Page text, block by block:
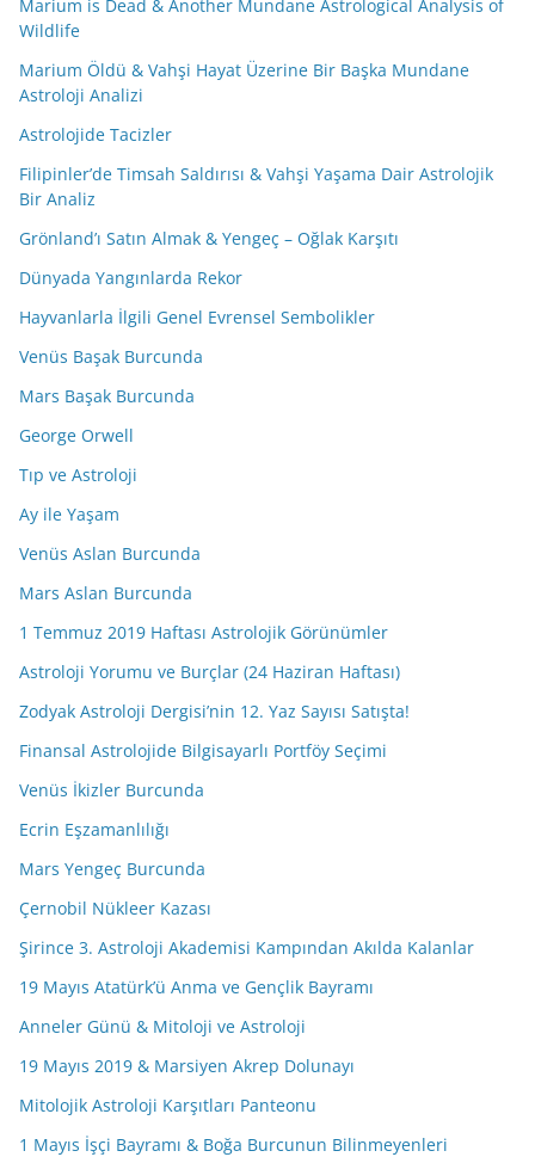
Marium is Dead & Another Mundane Astrological Analysis of
Wildlife
Marium Öldü & Vahşi Hayat Üzerine Bir Başka Mundane
Astroloji Analizi
Astrolojide Tacizler
Filipinler’de Timsah Saldırısı & Vahşi Yaşama Dair Astrolojik
Bir Analiz
Grönland’ı Satın Almak & Yengeç – Oğlak Karşıtı
Dünyada Yangınlarda Rekor
Hayvanlarla İlgili Genel Evrensel Sembolikler
Venüs Başak Burcunda
Mars Başak Burcunda
George Orwell
Tıp ve Astroloji
Ay ile Yaşam
Venüs Aslan Burcunda
Mars Aslan Burcunda
1 Temmuz 2019 Haftası Astrolojik Görünümler
Astroloji Yorumu ve Burçlar (24 Haziran Haftası)
Zodyak Astroloji Dergisi’nin 12. Yaz Sayısı Satışta!
Finansal Astrolojide Bilgisayarlı Portföy Seçimi
Venüs İkizler Burcunda
Ecrin Eşzamanlılığı
Mars Yengeç Burcunda
Çernobil Nükleer Kazası
Şirince 3. Astroloji Akademisi Kampından Akılda Kalanlar
19 Mayıs Atatürk’ü Anma ve Gençlik Bayramı
Anneler Günü & Mitoloji ve Astroloji
19 Mayıs 2019 & Marsiyen Akrep Dolunayı
Mitolojik Astroloji Karşıtları Panteonu
1 Mayıs İşçi Bayramı & Boğa Burcunun Bilinmeyenleri